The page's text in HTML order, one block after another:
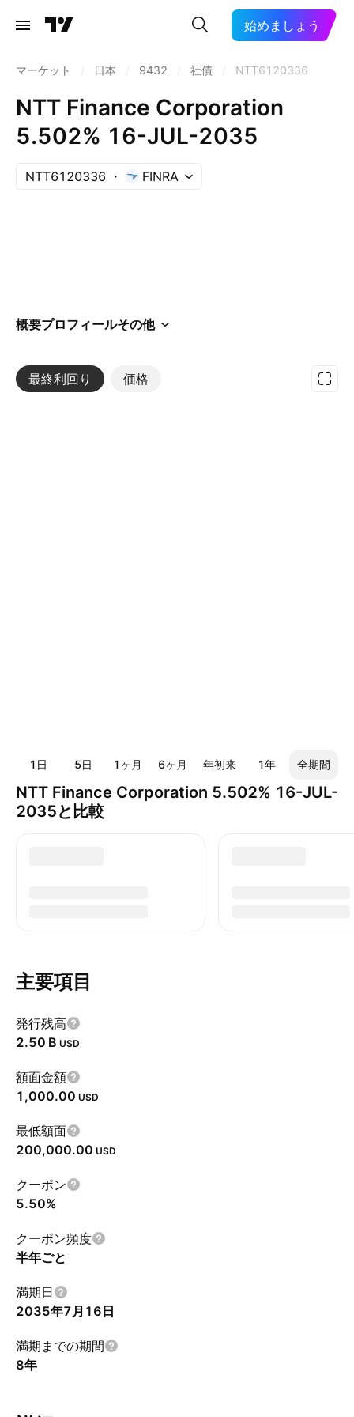
始めましょう
マーケット 日本 9432 社債 NTT6120336
NTT Finance Corporation
5.502% 16-JUL-2035
NTT6120336 FINRA
概要プロフィールその他
最終利回り 価格
その他
1日 5日 1ヶ月 6ヶ月 年初来 1年 全期間
NTT Finance Corporation 5.502% 16-JUL-
2035と比較
主要項目
発行残高
‪2.50 B‬ USD
額面金額
1,000.00 USD
最低額面
200,000.00 USD
クーポン
5.50%
クーポン頻度
半年ごと
満期日
2035年7月16日
満期までの期間
8年